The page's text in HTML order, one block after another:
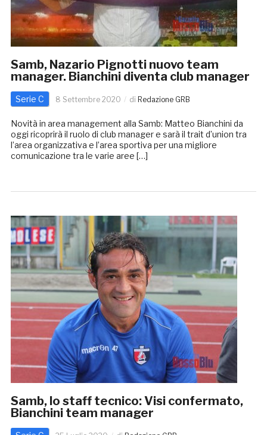
Samb, Nazario Pignotti nuovo team
manager. Bianchini diventa club manager
Serie C 8 Settembre 2020 di Redazione GRB
Novità in area management alla Samb: Matteo Bianchini da
oggi ricoprirà il ruolo di club manager e sarà il trait d’union tra
l’area organizzativa e l’area sportiva per una migliore
comunicazione tra le varie aree […]
Samb, lo staff tecnico: Visi confermato,
Bianchini team manager